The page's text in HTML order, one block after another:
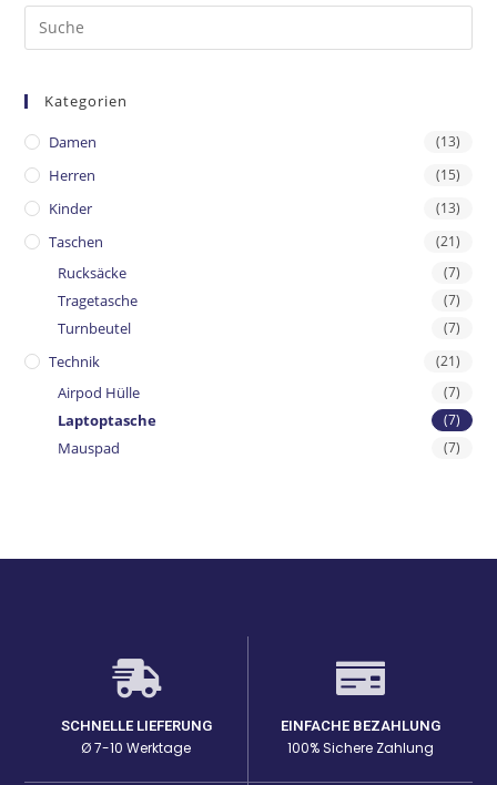
Kategorien
Damen (13)
Herren (15)
Kinder (13)
Taschen (21)
Rucksäcke (7)
Tragetasche (7)
Turnbeutel (7)
Technik (21)
Airpod Hülle (7)
Laptoptasche (7)
Mauspad (7)
SCHNELLE LIEFERUNG
Ø 7-10 Werktage
EINFACHE BEZAHLUNG
100% Sichere Zahlung